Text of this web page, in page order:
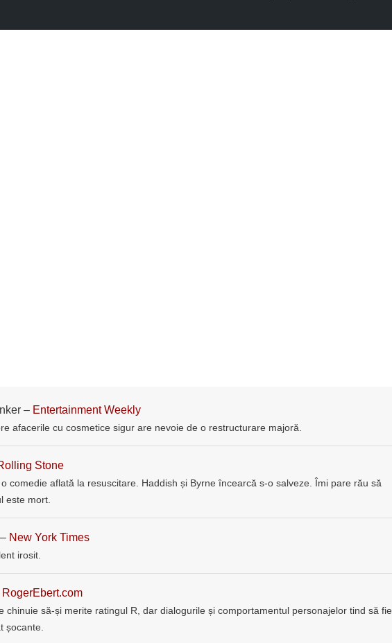
– Entertainment Weekly
afacerile cu cosmetice sigur are nevoie de o restructurare majoră.
Stone
comedie aflată la resuscitare. Haddish și Byrne încearcă s-o salveze. Îmi pare rău să
este mort.
New York Times
irosit.
RogerEbert.com
chinuie să-și merite ratingul R, dar dialogurile și comportamentul personajelor tind să fie
șocante.